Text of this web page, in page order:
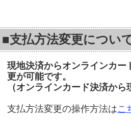
■支払方法変更につい
現地決済からオンラインカー
更が可能です。
（オンラインカード決済か
支払方法変更の操作方法はこ